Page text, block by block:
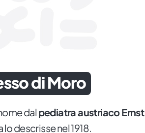
di Moro
dal pediatra austriaco Ernst
descrisse nel 1918.